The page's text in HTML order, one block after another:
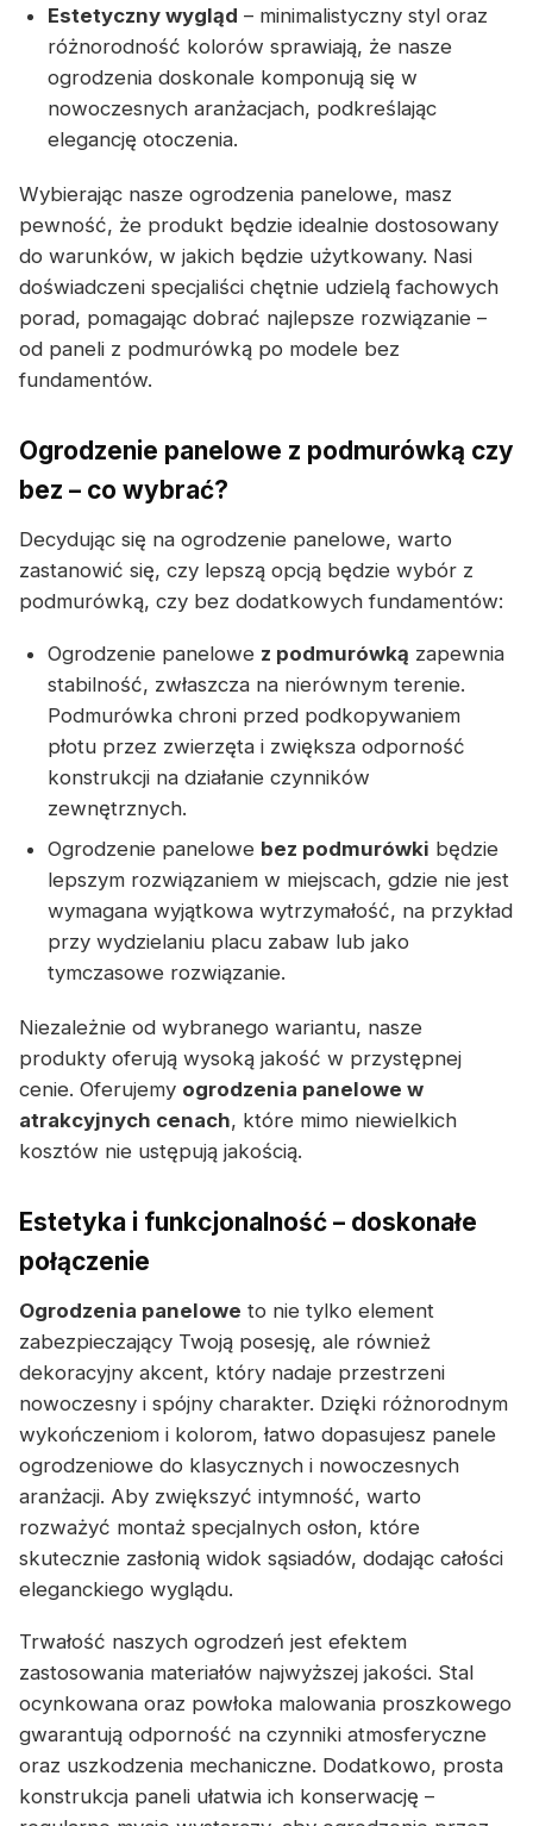
Estetyczny wygląd – minimalistyczny styl oraz
różnorodność kolorów sprawiają, że nasze
ogrodzenia doskonale komponują się w
nowoczesnych aranżacjach, podkreślając
elegancję otoczenia.
Wybierając nasze ogrodzenia panelowe, masz
pewność, że produkt będzie idealnie dostosowany
do warunków, w jakich będzie użytkowany. Nasi
doświadczeni specjaliści chętnie udzielą fachowych
porad, pomagając dobrać najlepsze rozwiązanie –
od paneli z podmurówką po modele bez
fundamentów.
Ogrodzenie panelowe z podmurówką czy
bez – co wybrać?
Decydując się na ogrodzenie panelowe, warto
zastanowić się, czy lepszą opcją będzie wybór z
podmurówką, czy bez dodatkowych fundamentów:
Ogrodzenie panelowe z podmurówką zapewnia
stabilność, zwłaszcza na nierównym terenie.
Podmurówka chroni przed podkopywaniem
płotu przez zwierzęta i zwiększa odporność
konstrukcji na działanie czynników
zewnętrznych.
Ogrodzenie panelowe bez podmurówki będzie
lepszym rozwiązaniem w miejscach, gdzie nie jest
wymagana wyjątkowa wytrzymałość, na przykład
przy wydzielaniu placu zabaw lub jako
tymczasowe rozwiązanie.
Niezależnie od wybranego wariantu, nasze
produkty oferują wysoką jakość w przystępnej
cenie. Oferujemy ogrodzenia panelowe w
atrakcyjnych cenach, które mimo niewielkich
kosztów nie ustępują jakością.
Estetyka i funkcjonalność – doskonałe
połączenie
Ogrodzenia panelowe to nie tylko element
zabezpieczający Twoją posesję, ale również
dekoracyjny akcent, który nadaje przestrzeni
nowoczesny i spójny charakter. Dzięki różnorodnym
wykończeniom i kolorom, łatwo dopasujesz panele
ogrodzeniowe do klasycznych i nowoczesnych
aranżacji. Aby zwiększyć intymność, warto
rozważyć montaż specjalnych osłon, które
skutecznie zasłonią widok sąsiadów, dodając całości
eleganckiego wyglądu.
Trwałość naszych ogrodzeń jest efektem
zastosowania materiałów najwyższej jakości. Stal
ocynkowana oraz powłoka malowania proszkowego
gwarantują odporność na czynniki atmosferyczne
oraz uszkodzenia mechaniczne. Dodatkowo, prosta
konstrukcja paneli ułatwia ich konserwację –